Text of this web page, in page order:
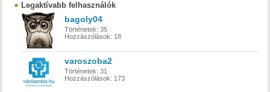
Legaktívabb felhasználók
bagoly04
Történetek: 35
Hozzászólások: 18
varoszoba2
Történetek: 31
Hozzászólások: 173